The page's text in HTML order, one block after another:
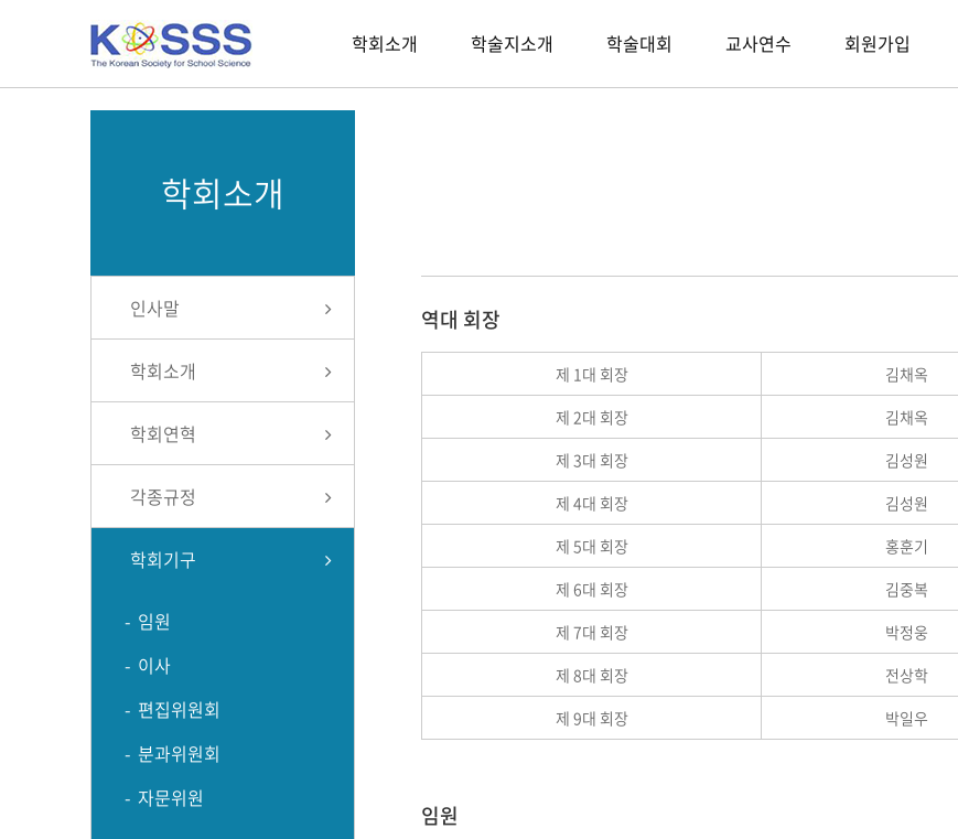
학회소개 학술지소개 학술대회 교사연수 회원가입
학회소개
인사말
학회소개
학회연혁
각종규정
학회기구
임원
이사
편집위원회
분과위원회
자문위원
역대 회장
제 1대 회장 김채옥
제 2대 회장
김채옥
제 3대 회장
김성원
제 4대 회장
김성원
제 5대 회장
홍훈기
제 6대 회장
김중복
제 7대 회장
박정웅
제 8대 회장
전상학
제 9대 회장
박일우
임원